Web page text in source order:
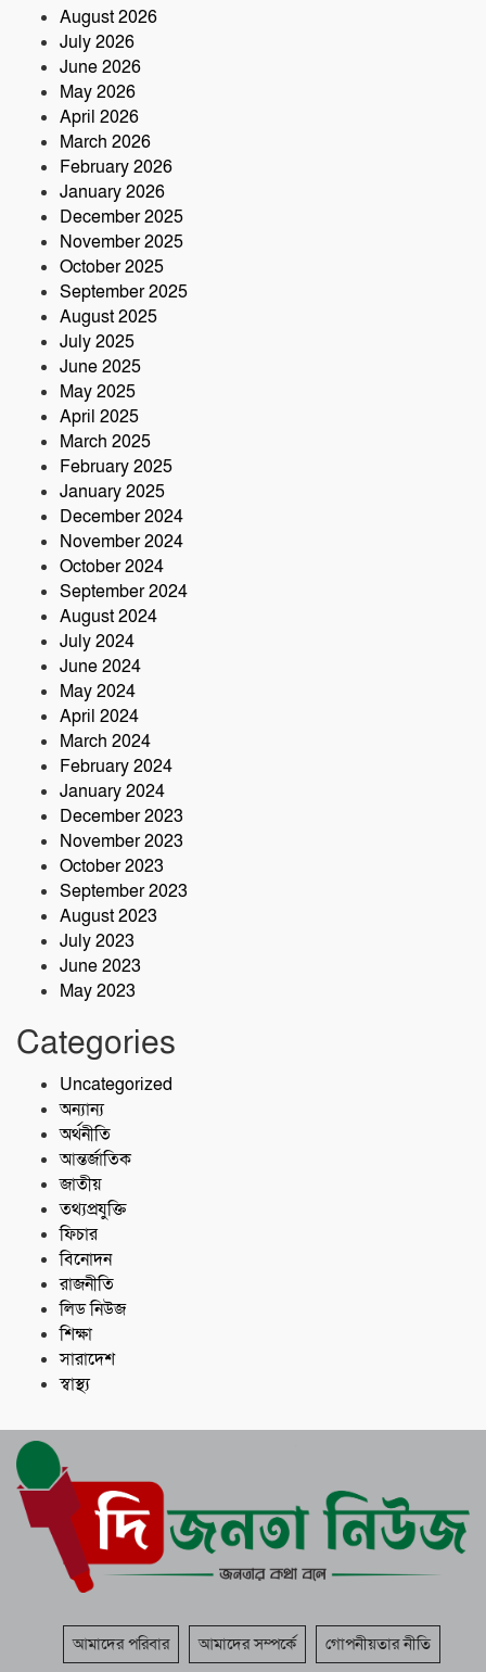
August 2026
July 2026
June 2026
May 2026
April 2026
March 2026
February 2026
January 2026
December 2025
November 2025
October 2025
September 2025
August 2025
July 2025
June 2025
May 2025
April 2025
March 2025
February 2025
January 2025
December 2024
November 2024
October 2024
September 2024
August 2024
July 2024
June 2024
May 2024
April 2024
March 2024
February 2024
January 2024
December 2023
November 2023
October 2023
September 2023
August 2023
July 2023
June 2023
May 2023
Categories
Uncategorized
অন্যান্য
অর্থনীতি
আন্তর্জাতিক
জাতীয়
তথ্যপ্রযুক্তি
ফিচার
বিনোদন
রাজনীতি
লিড নিউজ
শিক্ষা
সারাদেশ
স্বাস্থ্য
আমাদের পরিবার আমাদের সম্পর্কে গোপনীয়তার নীতি